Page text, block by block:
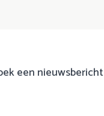
een nieuwsbericht